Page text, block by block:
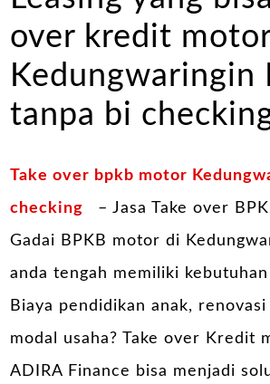
over kredit
Kedungwaringin
tanpa bi
Take over bpkb motor
checking
– Jasa Take over
Gadai BPKB motor di
anda tengah memiliki kebutuhan
Biaya pendidikan anak,
modal usaha? Take over Kredit
ADIRA Finance bisa menjadi